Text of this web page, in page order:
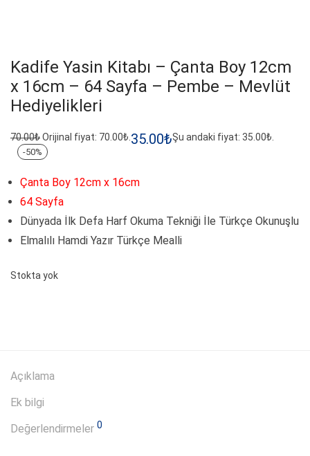
Kadife Yasin Kitabı – Çanta Boy 12cm
x 16cm – 64 Sayfa – Pembe – Mevlüt
Hediyelikleri
70.00₺Orijinal fiyat: 70.00₺.35.00₺Şu andaki fiyat: 35.00₺.
-50%
Çanta Boy 12cm x 16cm
64 Sayfa
Dünyada İlk Defa Harf Okuma Tekniği İle Türkçe Okunuşlu
Elmalılı Hamdi Yazır Türkçe Mealli
Stokta yok
Açıklama
Ek bilgi
Değerlendirmeler 0